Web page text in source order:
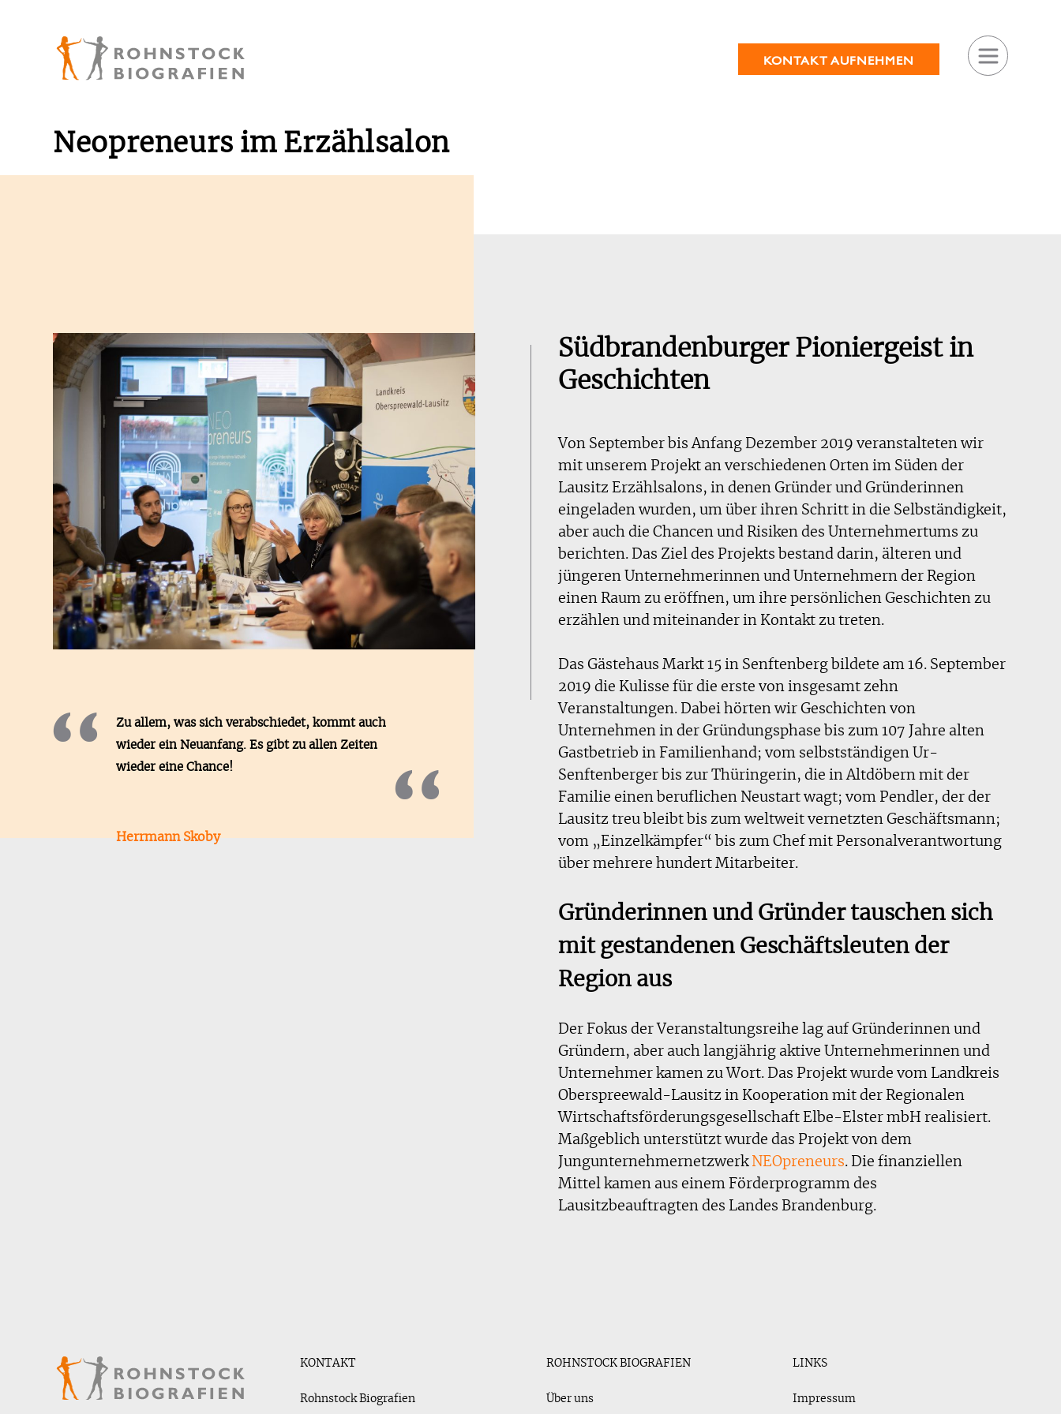
KONTAKT AUFNEHMEN
Neopreneurs im Erzählsalon
Zu allem, was sich verabschiedet, kommt auch
wieder ein Neuanfang. Es gibt zu allen Zeiten
wieder eine Chance!
Herrmann Skoby
Südbrandenburger Pioniergeist in
Geschichten
Von September bis Anfang Dezember 2019 veranstalteten wir
mit unserem Projekt an verschiedenen Orten im Süden der
Lausitz Erzählsalons, in denen Gründer und Gründerinnen
eingeladen wurden, um über ihren Schritt in die Selbständigkeit,
aber auch die Chancen und Risiken des Unternehmertums zu
berichten. Das Ziel des Projekts bestand darin, älteren und
jüngeren Unternehmerinnen und Unternehmern der Region
einen Raum zu eröffnen, um ihre persönlichen Geschichten zu
erzählen und miteinander in Kontakt zu treten.
Das Gästehaus Markt 15 in Senftenberg bildete am 16. September
2019 die Kulisse für die erste von insgesamt zehn
Veranstaltungen. Dabei hörten wir Geschichten von
Unternehmen in der Gründungsphase bis zum 107 Jahre alten
Gastbetrieb in Familienhand; vom selbstständigen Ur-
Senftenberger bis zur Thüringerin, die in Altdöbern mit der
Familie einen beruflichen Neustart wagt; vom Pendler, der der
Lausitz treu bleibt bis zum weltweit vernetzten Geschäftsmann;
vom „Einzelkämpfer“ bis zum Chef mit Personalverantwortung
über mehrere hundert Mitarbeiter.
Gründerinnen und Gründer tauschen sich
mit gestandenen Geschäftsleuten der
Region aus
Der Fokus der Veranstaltungsreihe lag auf Gründerinnen und
Gründern, aber auch langjährig aktive Unternehmerinnen und
Unternehmer kamen zu Wort. Das Projekt wurde vom Landkreis
Oberspreewald-Lausitz in Kooperation mit der Regionalen
Wirtschaftsförderungsgesellschaft Elbe-Elster mbH realisiert.
Maßgeblich unterstützt wurde das Projekt von dem
Jungunternehmernetzwerk NEOpreneurs. Die finanziellen
Mittel kamen aus einem Förderprogramm des
Lausitzbeauftragten des Landes Brandenburg.
KONTAKT
Rohnstock Biografien
ROHNSTOCK BIOGRAFIEN
Über uns
LINKS
Impressum